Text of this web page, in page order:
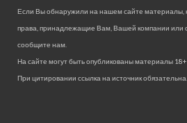
Если Вы обнаружили на нашем сайте материалы,
права, принадлежащие Вам, Вашей компании или
сообщите нам.
На сайте могут быть опубликованы материалы
При цитировании ссылка на источник обязательна.